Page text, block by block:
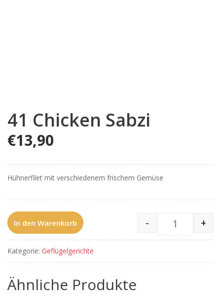
41 Chicken Sabzi
€13,90
Hühnerfilet mit verschiedenem frischem Gemüse
41 Chicken
- +
In den Warenkorb
Kategorie: Geflügelgerichte
Ähnliche Produkte